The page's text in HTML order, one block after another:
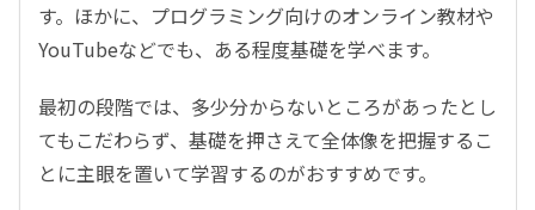
す。ほかに、プログラミング向けのオンライン教材や
YouTubeなどでも、ある程度基礎を学べます。
最初の段階では、多少分からないところがあったとし
てもこだわらず、基礎を押さえて全体像を把握するこ
とに主眼を置いて学習するのがおすすめです。